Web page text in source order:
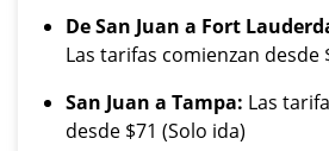
De San Juan a Fort
Las tarifas comienzan desde
San Juan a Tampa: Las
desde $71 (Solo ida)